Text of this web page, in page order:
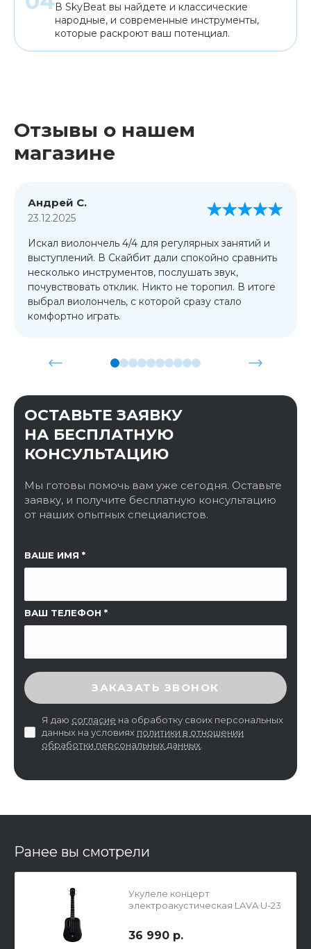
В SkyBeat вы найдете и классические
народные, и современные инструменты,
которые раскроют ваш потенциал.
Отзывы о нашем
магазине
Андрей С.
23.12.2025
Искал виолончель 4/4 для регулярных занятий и
выступлений. В Скайбит дали спокойно сравнить
несколько инструментов, послушать звук,
почувствовать отклик. Никто не торопил. В итоге
выбрал виолончель, с которой сразу стало
комфортно играть.
ОСТАВЬТЕ ЗАЯВКУ
НА БЕСПЛАТНУЮ
КОНСУЛЬТАЦИЮ
Мы готовы помочь вам уже сегодня. Оставьте
заявку, и получите бесплатную консультацию
от наших опытных специалистов.
ВАШЕ ИМЯ
ВАШ ТЕЛЕФОН
ССЫЛКА НА СТРАНИЦУ
ВВЕДИТЕ ПРОВЕРОЧНЫЙ КОД
ЗАКАЗАТЬ ЗВОНОК
Я даю согласие на обработку своих персональных
данных на условиях политики в отношении
обработки персональных данных.
Ранее вы смотрели
Укулеле концерт
электроакустическая LAVA U-23
36 990 р.